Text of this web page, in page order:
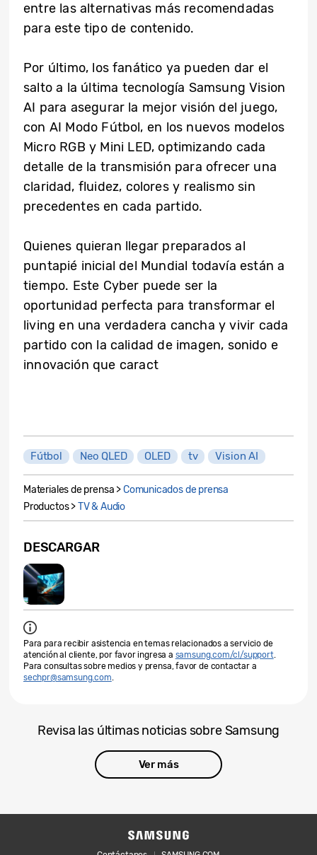
entre las alternativas más recomendadas
para este tipo de contenido.
Por último, los fanático ya pueden dar el
salto a la última tecnología Samsung Vision
AI para asegurar la mejor visión del juego,
con AI Modo Fútbol, en los nuevos modelos
Micro RGB y Mini LED, optimizando cada
detalle de la transmisión para ofrecer una
claridad, fluidez, colores y realismo sin
precedentes en cada partido.
Quienes quieran llegar preparados al
puntapié inicial del Mundial todavía están a
tiempo. Este Cyber puede ser la
oportunidad perfecta para transformar el
living en una verdadera cancha y vivir cada
partido con la calidad de imagen, sonido e
innovación que caract
Fútbol Neo QLED OLED tv Vision AI
Materiales de prensa >Comunicados de prensa
Productos >TV & Audio
DESCARGAR
Para para recibir asistencia en temas relacionados a servicio de
atención al cliente, por favor ingresa a samsung.com/cl/support.
Para consultas sobre medios y prensa, favor de contactar a
sechpr@samsung.com.
Revisa las últimas noticias sobre Samsung
Ver más